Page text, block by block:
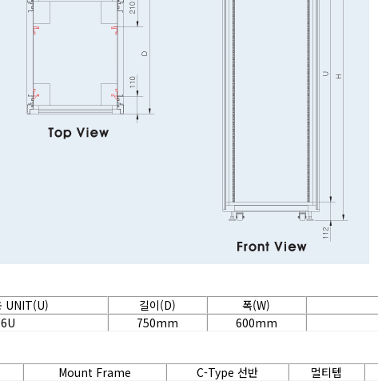
UNIT(U) 길이(D) 폭(W)
750mm 600mm
Mount Frame C-Type 선반 멀티텝